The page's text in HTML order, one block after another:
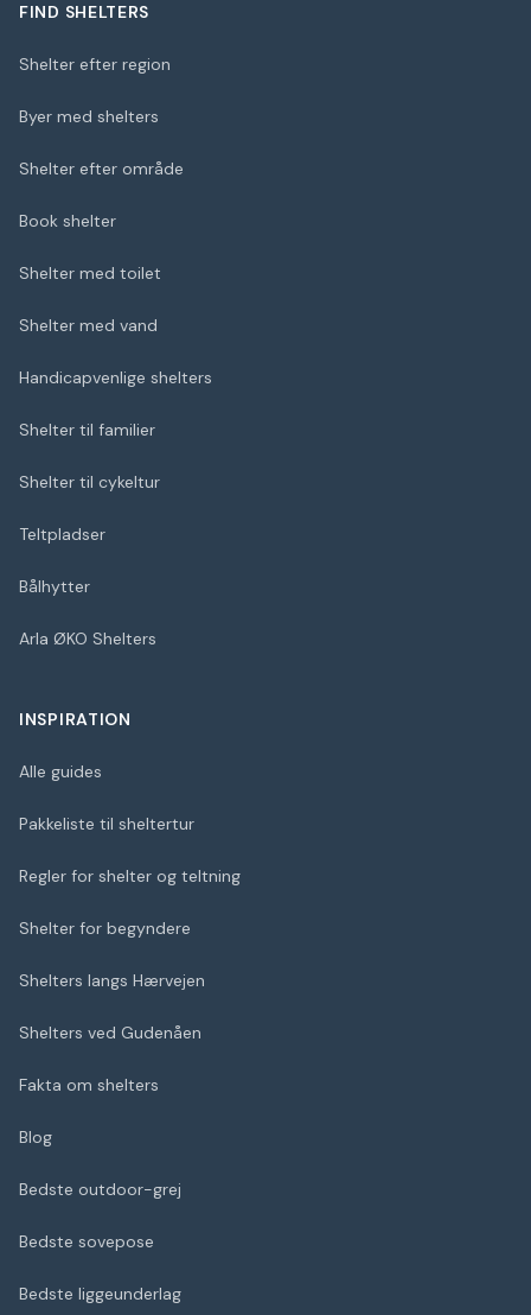
FIND SHELTERS
Shelter efter region
Byer med shelters
Shelter efter område
Book shelter
Shelter med toilet
Shelter med vand
Handicapvenlige shelters
Shelter til familier
Shelter til cykeltur
Teltpladser
Bålhytter
Arla ØKO Shelters
INSPIRATION
Alle guides
Pakkeliste til sheltertur
Regler for shelter og teltning
Shelter for begyndere
Shelters langs Hærvejen
Shelters ved Gudenåen
Fakta om shelters
Blog
Bedste outdoor-grej
Bedste sovepose
Bedste liggeunderlag